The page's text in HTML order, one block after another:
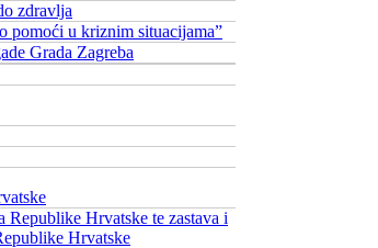
zdravlja
pomoći u kriznim situacijama”
Grada Zagreba
Republike Hrvatske te zastava i
Hrvatske